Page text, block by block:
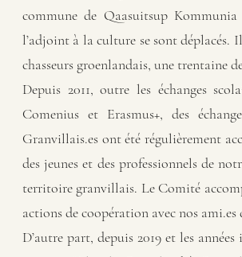
commune de Qaasuitsup
l’adjoint à la culture se sont déplacés.
chasseurs groenlandais, une trentaine
Depuis 2011, outre les échanges
Comenius et Erasmus+, des
Granvillais.es ont été régulièrement
des jeunes et des professionnels de
territoire granvillais. Le Comité
actions de coopération avec nos ami.es
D’autre part, depuis 2019 et les